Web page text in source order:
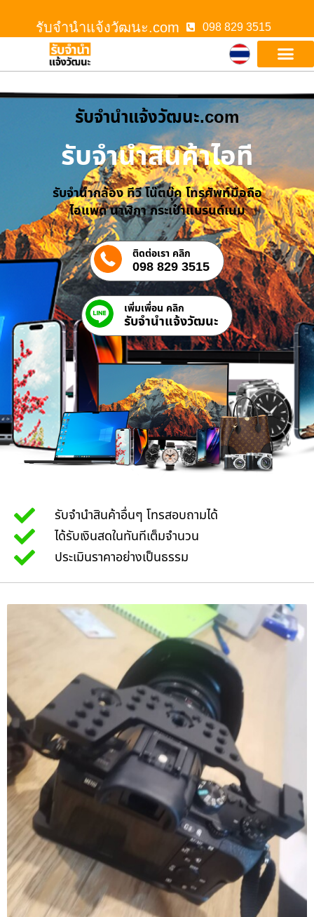
รับจํานําแจ้งวัฒนะ.com 098 829 3515
รับจํานําแจ้งวัฒนะ.com
รับจำนำสินค้าไอที
รับจำนำกล้อง ทีวี โน๊ตบุ๊ค โทรศัพท์มือถือ
ไอแพด นาฬิกา กระเป๋าแบรนด์เนม
ติดต่อเรา คลิก
098 829 3515
เพิ่มเพื่อน คลิก
รับจํานําแจ้งวัฒนะ
รับจำนำสินค้าอื่นๆ โทรสอบถามได้
ได้รับเงินสดในทันทีเต็มจำนวน
ประเมินราคาอย่างเป็นธรรม